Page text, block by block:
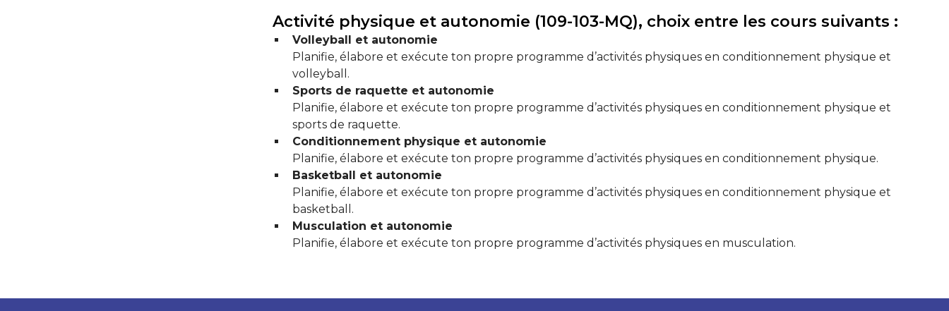
Activité physique et autonomie (109-103-MQ), choix entre les cours suivants :
Volleyball et autonomie
Planifie, élabore et exécute ton propre programme d’activités physiques en conditionnement physique et
volleyball.
Sports de raquette et autonomie
Planifie, élabore et exécute ton propre programme d’activités physiques en conditionnement physique et
sports de raquette.
Conditionnement physique et autonomie
Planifie, élabore et exécute ton propre programme d’activités physiques en conditionnement physique.
Basketball et autonomie
Planifie, élabore et exécute ton propre programme d’activités physiques en conditionnement physique et
basketball.
Musculation et autonomie
Planifie, élabore et exécute ton propre programme d’activités physiques en musculation.